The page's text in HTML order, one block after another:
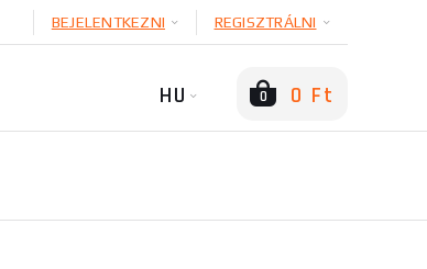
BEJELENTKEZNI REGISZTRÁLNI
HU 0 0 Ft